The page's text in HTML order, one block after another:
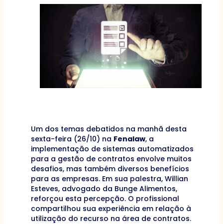
Um dos temas debatidos na manhã desta
sexta-feira (26/10) na Fenalaw, a
implementação de sistemas automatizados
para a gestão de contratos envolve muitos
desafios, mas também diversos benefícios
para as empresas. Em sua palestra, Willian
Esteves, advogado da Bunge Alimentos,
reforçou esta percepção. O profissional
compartilhou sua experiência em relação à
utilização do recurso na área de contratos.